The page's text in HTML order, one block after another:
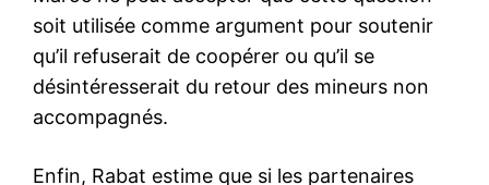
Related
Algérie : Texte intégral de la
Démission Bouteflika :
Réaction du Quai d’Orsay
Jean-Yves Le Drian, « C’est